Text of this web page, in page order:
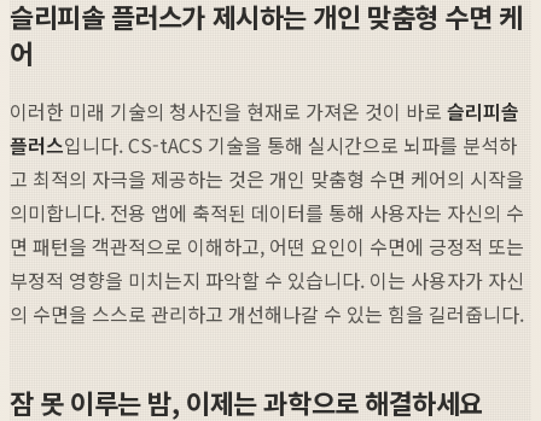
슬리피솔 플러스가 제시하는 개인 맞춤형 수면 케
어
이러한 미래 기술의 청사진을 현재로 가져온 것이 바로 슬리피솔
플러스입니다. CS-tACS 기술을 통해 실시간으로 뇌파를 분석하
고 최적의 자극을 제공하는 것은 개인 맞춤형 수면 케어의 시작을
의미합니다. 전용 앱에 축적된 데이터를 통해 사용자는 자신의 수
면 패턴을 객관적으로 이해하고, 어떤 요인이 수면에 긍정적 또는
부정적 영향을 미치는지 파악할 수 있습니다. 이는 사용자가 자신
의 수면을 스스로 관리하고 개선해나갈 수 있는 힘을 길러줍니다.
잠 못 이루는 밤, 이제는 과학으로 해결하세요